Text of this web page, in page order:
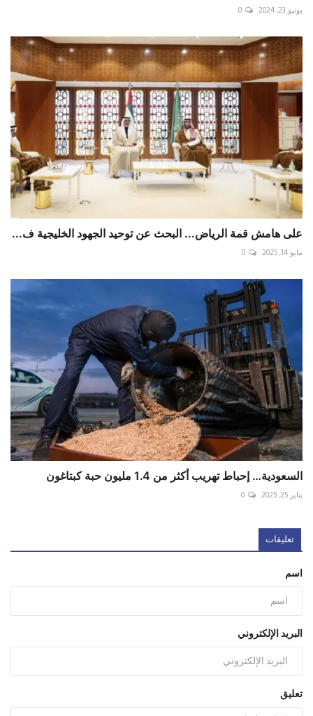
يونيو 23, 2024 0
على هامش قمة الرياض... البحث عن توحيد الجهود الخليجية ف...
مايو 14, 2025 0
السعودية… إحباط تهريب أكثر من 1.4 مليون حبة كبتاغون
يناير 25, 2025 0
تعليقات
اسم
البريد الإلكتروني
تعليق